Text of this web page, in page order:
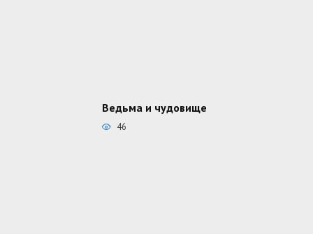
Ведьма и чудовище
46